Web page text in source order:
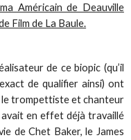
Américain de Deauville
Film de La Baule.
de ce biopic (qu’il
de qualifier ainsi) ont
le trompettiste et chanteur
avait en effet déjà travaillé
de Chet Baker, le James